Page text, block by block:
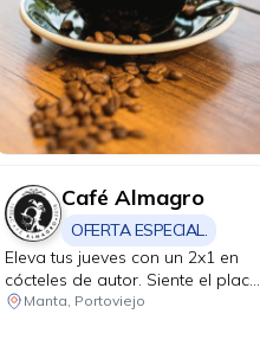
Café Almagro
OFERTA ESPECIAL.
Eleva tus jueves con un 2x1 en
cócteles de autor. Siente el placer
reconfortante de una bebida
Manta, Portoviejo